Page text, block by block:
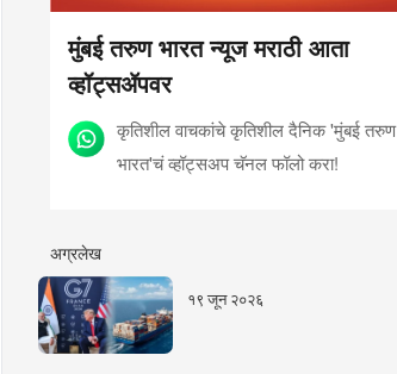
मुंबई तरुण भारत न्यूज मराठी आता
व्हॉट्सॲपवर
कृतिशील वाचकांचे कृतिशील दैनिक 'मुंबई तरुण
भारत'चं व्हॉट्सअप चॅनल फॉलो करा!
अग्रलेख
१९ जून २०२६